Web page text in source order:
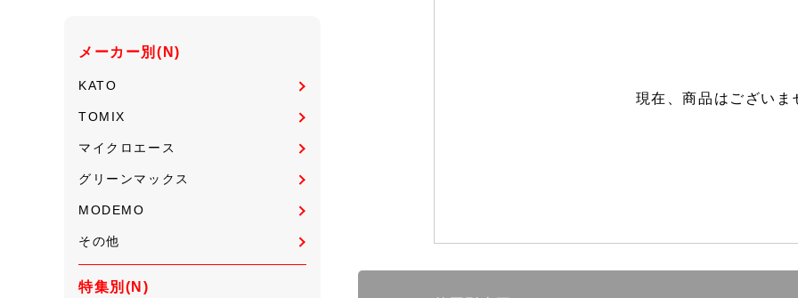
メーカー別(N)
KATO
TOMIX
マイクロエース
グリーンマックス
MODEMO
その他
特集別(N)
現在、商品はございま